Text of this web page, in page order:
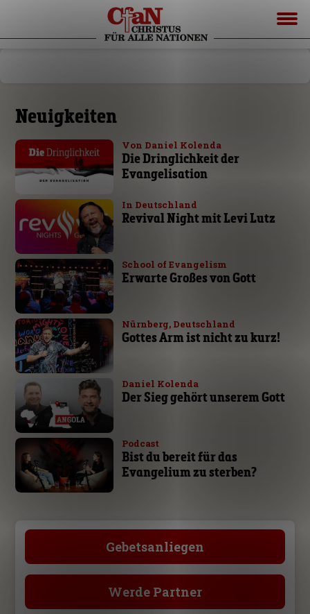
Neuigkeiten
Von Daniel Kolenda
Die Dringlichkeit der
Evangelisation
In Deutschland
Revival Night mit Levi Lutz
School of Evangelism
Erwarte Großes von Gott
Nürnberg, Deutschland
Gottes Arm ist nicht zu kurz!
Daniel Kolenda
Der Sieg gehört unserem Gott
Podcast
Bist du bereit für das
Evangelium zu sterben?
Gebetsanliegen
Werde Partner